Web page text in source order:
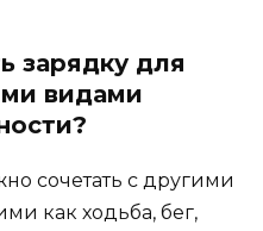
зарядку для
видами
сочетать с другими
как ходьба, бег,